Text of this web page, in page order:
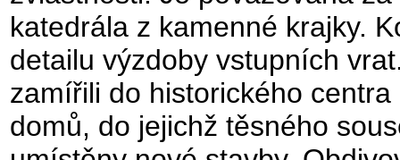
katedrála z kamenné krajky.
detailu výzdoby vstupních
zamířili do historického
domů, do jejichž těsného